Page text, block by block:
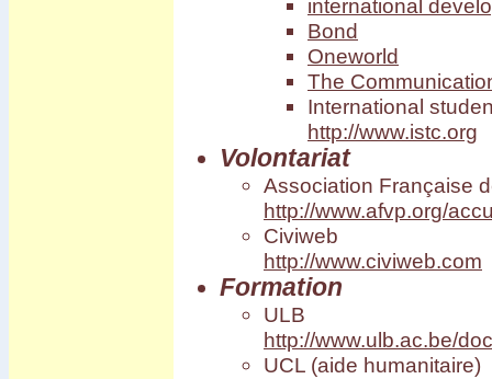
international
Bond
Oneworld
The
International
http://www.istc.org
Volontariat
Association Française
http://www.afvp.org/
Civiweb
http://www.civiweb.com
Formation
ULB
http://www.ulb.ac.be/
UCL (aide humanitaire)